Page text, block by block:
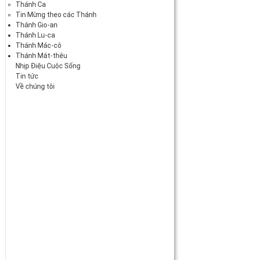
Thánh Ca
Tin Mừng theo các Thánh
Thánh Gio-an
Thánh Lu-ca
Thánh Mác-cô
Thánh Mát-thêu
Nhịp Điệu Cuộc Sống
Tin tức
Về chúng tôi